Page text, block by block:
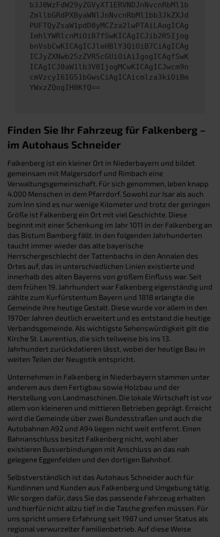
b3J0WzFdW29yZGVyXT1ERVNDJnNvcnRbMl1b
ZmllbGRdPXByaWNlJnNvcnRbMl1bb3JkZXJd
PUFTQyZsaW1pdD0yMCZza2lwPTAiLAogICAg
ImhlYWRlcnMiOiB7fSwKICAgICJib2R5Ijog
bnVsbCwKICAgICJleHBlY3QiOiB7CiAgICAg
ICJyZXNwb25zZVR5cGUiOiAiIgogICAgfSwK
ICAgICJ0aW1lb3V0IjogMCwKICAgICJwcm9n
cmVzcyI6IG51bGwsCiAgICAicmlza3kiOiBm
YWxzZQogIH0KfQ==
Finden Sie Ihr Fahrzeug für Falkenberg –
im Autohaus Schneider
Falkenberg ist ein kleiner Ort in Niederbayern und bildet
gemeinsam mit Malgersdorf und Rimbach eine
Verwaltungsgemeinschaft. Für sich genommen, leben knapp
4.000 Menschen in dem Pfarrdorf. Sowohl zur Isar als auch
zum Inn sind es nur wenige Kilometer und trotz der geringen
Größe ist Falkenberg ein Ort mit viel Geschichte. Diese
beginnt mit einer Schenkung im Jahr 1011 in der Falkenberg an
das Bistum Bamberg fällt. In den folgenden Jahrhunderten
taucht immer wieder das alte bayerische
Herrschergeschlecht der Tattenbachs in den Annalen des
Ortes auf, das in unterschiedlichen Linien existierte und
innerhalb des alten Bayerns von großem Einfluss war. Seit
dem frühen 19. Jahrhundert war Falkenberg eigenständig und
zählte zum Kurfürstentum Bayern und 1818 erlangte die
Gemeinde ihre heutige Gestalt. Diese wurde vor allem in den
1970er Jahren deutlich erweitert und es entstand die heutige
Verbandsgemeinde. Als wichtigste Sehenswürdigkeit gilt die
Kirche St. Laurentius, die sich teilweise bis ins 13.
Jahrhundert zurückdatieren lässt, wobei der heutige Bau in
weiten Teilen der Neugotik entspricht.
Unternehmen in Falkenberg in Niederbayern stammen unter
anderem aus dem Fertigbau sowie Holzbau und der
Herstellung von Landmaschinen. Die lokale Wirtschaft ist vor
allem von kleineren und mittleren Betrieben geprägt. Erreicht
wird die Gemeinde über zwei Bundesstraßen und auch die
Autobahnen A92 und A94 liegen nicht weit entfernt. Einen
Bahnanschluss besitzt Falkenberg nicht, wohl aber
existieren Busverbindungen mit Anschluss an das nah
gelegene Eggenfelden und den dortigen Bahnhof.
Selbstverständlich ist das Autohaus Schneider auch für
Kundinnen und Kunden aus Falkenberg und Umgebung tätig.
Wir sorgen dafür, dass Sie das passende Fahrzeug erhalten
und hierfür nicht allzu tief in die Tasche greifen müssen. Für
uns spricht unsere Erfahrung seit 1987 und unser Status als
regional verwurzelter Familienbetrieb. Auf diese Weise